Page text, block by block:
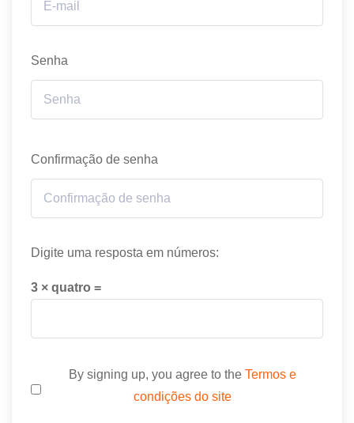
Senha
Confirmação de senha
Digite uma resposta em números:
3 × quatro =
By signing up, you agree to the Termos e
condições do site